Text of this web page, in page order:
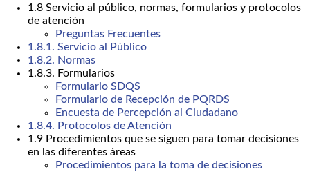
1.8 Servicio al público, normas, formularios y protocolos
de atención
Preguntas Frecuentes
1.8.1. Servicio al Público
1.8.2. Normas
1.8.3. Formularios
Formulario SDQS
Formulario de Recepción de PQRDS
Encuesta de Percepción al Ciudadano
1.8.4. Protocolos de Atención
1.9 Procedimientos que se siguen para tomar decisiones
en las diferentes áreas
Procedimientos para la toma de decisiones